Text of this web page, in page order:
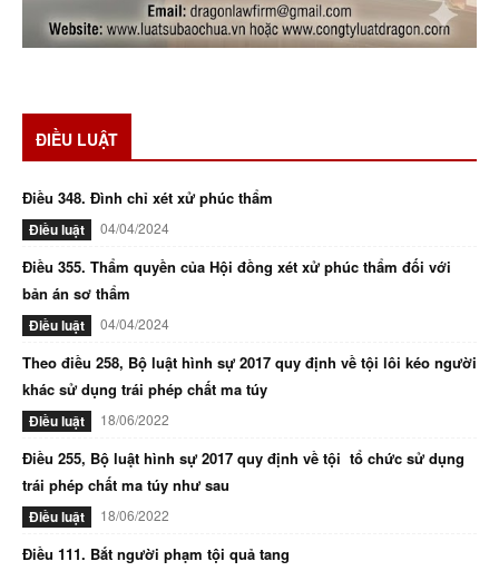
ĐIỀU LUẬT
Điều 348. Đình chỉ xét xử phúc thẩm
Điều luật 04/04/2024
Điều 355. Thẩm quyền của Hội đồng xét xử phúc thẩm đối với
bản án sơ thẩm
Điều luật 04/04/2024
Theo điều 258, Bộ luật hình sự 2017 quy định về tội lôi kéo người
khác sử dụng trái phép chất ma túy
Điều luật 18/06/2022
Điều 255, Bộ luật hình sự 2017 quy định về tội tổ chức sử dụng
trái phép chất ma túy như sau
Điều luật 18/06/2022
Điều 111. Bắt người phạm tội quả tang